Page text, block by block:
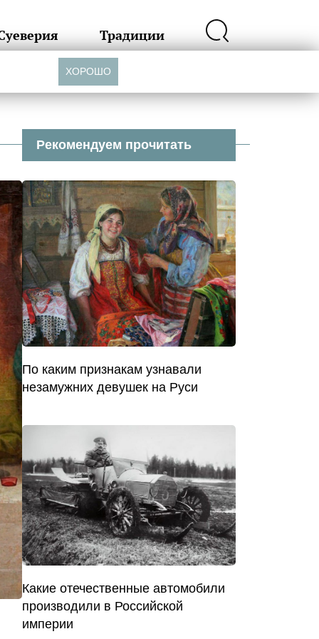
Традиции
Рекомендуем прочитать
По каким признакам узнавали
незамужних девушек на Руси
Какие отечественные автомобили
производили в Российской
империи
ХОРОШО